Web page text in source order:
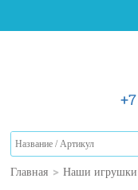
Главная > Наши игрушки